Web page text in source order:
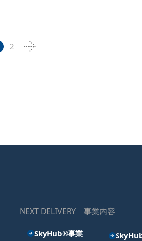
2
NEXT DELIVERY 事業内容
SkyHub®事業